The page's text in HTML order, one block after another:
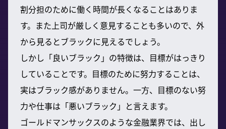
割分担のために働く時間が長くなることはありま
す。また上司が厳しく意見することも多いので、外
から見るとブラックに見えるでしょう。
しかし「良いブラック」の特徴は、目標がはっきり
していることです。目標のために努力することは、
実はブラック感がありません。一方、目標のない努
力や仕事は「悪いブラック」と言えます。
ゴールドマンサックスのような金融業界では、出し